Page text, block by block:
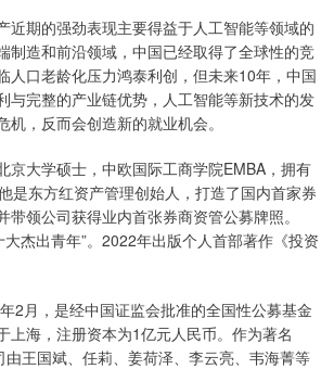
近期的强劲表现主要得益于人工智能等领域的
制造和前沿领域，中国已经取得了全球性的竞
人口老龄化压力鸿泰利创，但未来10年，中国
与完整的产业链优势，人工智能等新技术的发
机，反而会创造新的就业机会。
京大学硕士，中欧国际工商学院EMBA，拥有
是东方红资产管理创始人，打造了国内首家券
带领公司获得业内首张券商资管公募牌照。
杰出青年”。2022年出版个人首部著作《投资
2月，是经中国证监会批准的全国性公募基金
上海，注册资本为1亿元人民币。作为著名
由王国斌、任莉、姜荷泽、李云亮、韦海菁等